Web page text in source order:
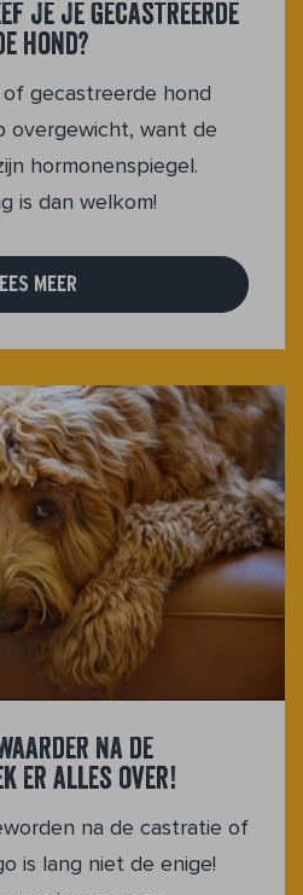
je je gecastreerde
hond?
gecastreerde hond
overgewicht, want de
hormonenspiegel.
is dan welkom!
MEER
na de
er alles over!
na de castratie of
is lang niet de enige!